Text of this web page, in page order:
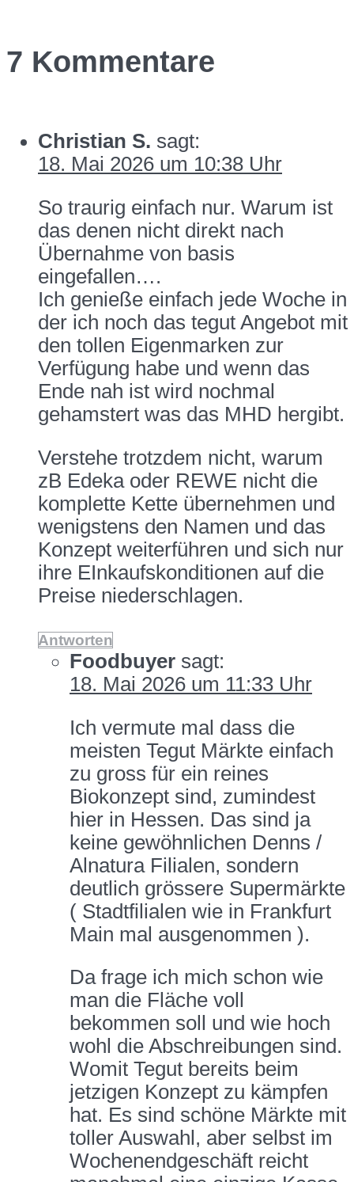
7 Kommentare
Christian S. sagt:
18. Mai 2026 um 10:38 Uhr
So traurig einfach nur. Warum ist
das denen nicht direkt nach
Übernahme von basis
eingefallen….
Ich genieße einfach jede Woche in
der ich noch das tegut Angebot mit
den tollen Eigenmarken zur
Verfügung habe und wenn das
Ende nah ist wird nochmal
gehamstert was das MHD hergibt.
Verstehe trotzdem nicht, warum
zB Edeka oder REWE nicht die
komplette Kette übernehmen und
wenigstens den Namen und das
Konzept weiterführen und sich nur
ihre EInkaufskonditionen auf die
Preise niederschlagen.
Antworten
Foodbuyer sagt:
18. Mai 2026 um 11:33 Uhr
Ich vermute mal dass die
meisten Tegut Märkte einfach
zu gross für ein reines
Biokonzept sind, zumindest
hier in Hessen. Das sind ja
keine gewöhnlichen Denns /
Alnatura Filialen, sondern
deutlich grössere Supermärkte
( Stadtfilialen wie in Frankfurt
Main mal ausgenommen ).
Da frage ich mich schon wie
man die Fläche voll
bekommen soll und wie hoch
wohl die Abschreibungen sind.
Womit Tegut bereits beim
jetzigen Konzept zu kämpfen
hat. Es sind schöne Märkte mit
toller Auswahl, aber selbst im
Wochenendgeschäft reicht